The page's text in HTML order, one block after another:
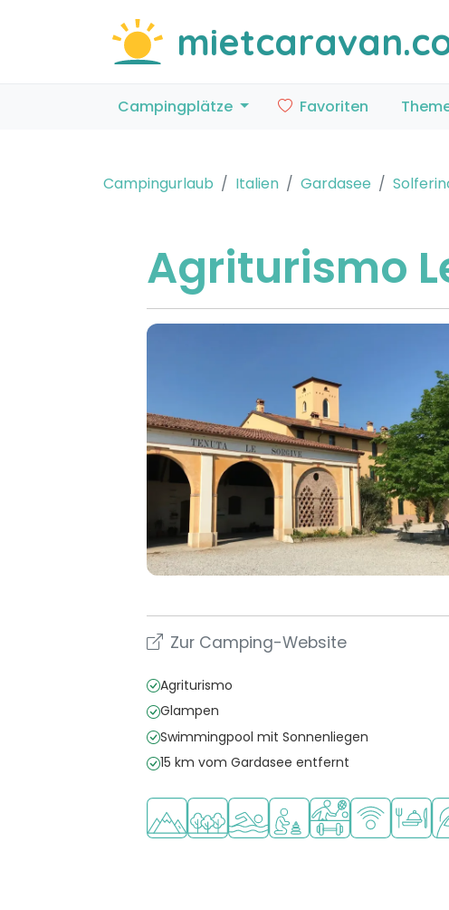
Campingplätze Favoriten
Campingurlaub Italien Gardasee
Agriturismo
Zur Camping-Website
Agriturismo
Glampen
Swimmingpool mit Sonnenliegen
15 km vom Gardasee entfernt
In den Bergen/Hügeln
In waldreicher Umgebung
FreibadEmpfohlen für kleine
Viele WLAN